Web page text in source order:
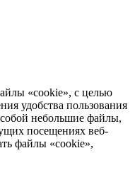
«cookie», с целью
удобства пользования
небольшие файлы,
посещениях веб-
файлы «cookie»,